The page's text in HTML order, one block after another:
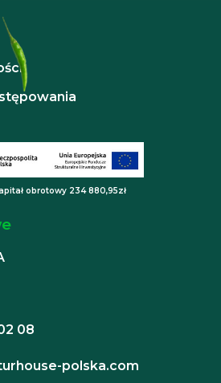
obrotowy 234 880,95zł
08
polska.com